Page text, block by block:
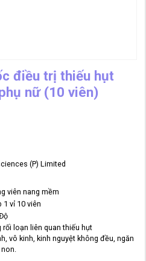
điều trị thiếu hụt
nữ (10 viên)
(P) Limited
viên nang mềm
1 vỉ 10 viên
loạn liên quan thiếu hụt
vô kinh, kinh nguyệt không đều, ngăn